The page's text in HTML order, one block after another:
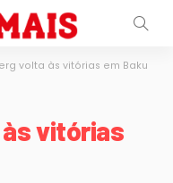
volta às vitórias em Baku
vitórias